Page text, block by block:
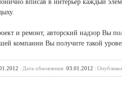
вписав в интерьер каждый
и ремонт, авторский надзор Вы
компании Вы получите такой
Дата обновления: 03.01.2012